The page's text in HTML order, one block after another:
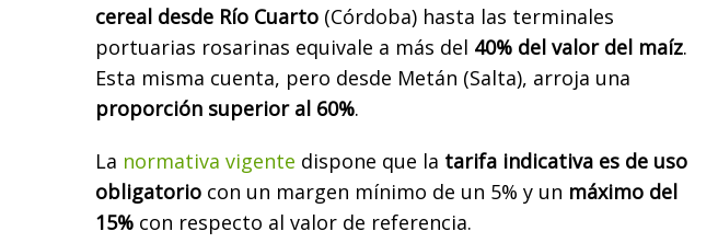
cereal desde Río Cuarto (Córdoba) hasta las terminales
portuarias rosarinas equivale a más del 40% del valor del maíz.
Esta misma cuenta, pero desde Metán (Salta), arroja una
proporción superior al 60%.
La normativa vigente dispone que la tarifa indicativa es de uso
obligatorio con un margen mínimo de un 5% y un máximo del
15% con respecto al valor de referencia.